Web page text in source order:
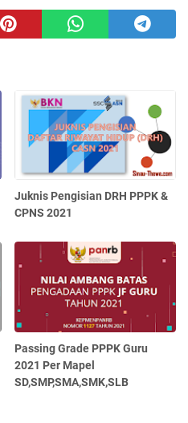
Juknis Pengisian DRH PPPK &
CPNS 2021
Passing Grade PPPK Guru
2021 Per Mapel
SD,SMP,SMA,SMK,SLB